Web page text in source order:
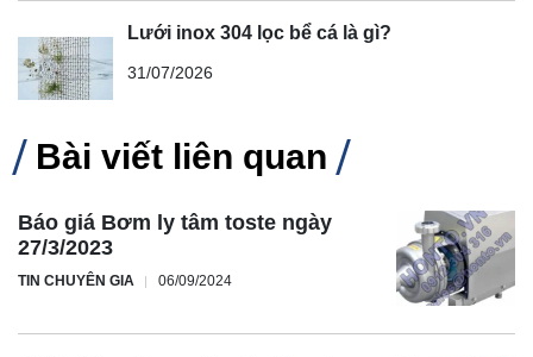
Lưới inox 304 lọc bể cá là gì?
31/07/2026
Bài viết liên quan
Báo giá Bơm ly tâm toste ngày
27/3/2023
TIN CHUYÊN GIA 06/09/2024